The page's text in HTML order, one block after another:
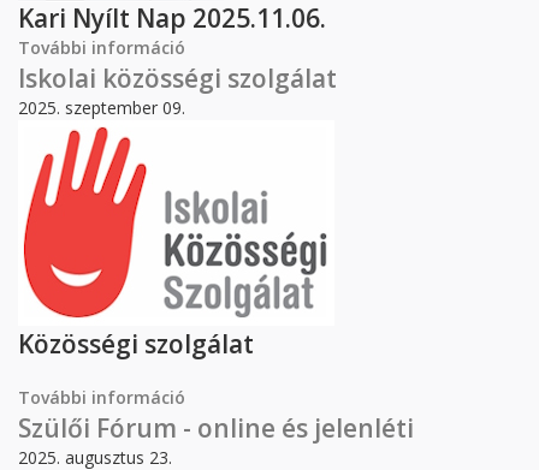
Kari Nyílt Nap 2025.11.06.
További információ
tartalommal kapcsolatosan
Iskolai közösségi szolgálat
2025. szeptember 09.
Közösségi szolgálat
További információ
kapcsolatosan
Szülői Fórum - online és jelenléti
2025. augusztus 23.